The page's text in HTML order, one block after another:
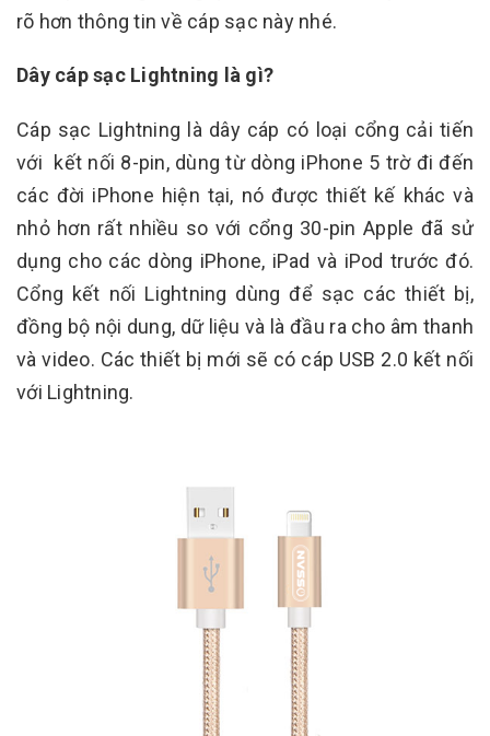
rõ hơn thông tin về cáp sạc này nhé.
Dây cáp sạc Lightning là gì?
Cáp sạc Lightning là dây cáp có loại cổng cải tiến
với kết nối 8-pin, dùng từ dòng iPhone 5 trờ đi đến
các đời iPhone hiện tại, nó được thiết kế khác và
nhỏ hơn rất nhiều so với cổng 30-pin Apple đã sử
dụng cho các dòng iPhone, iPad và iPod trước đó.
Cổng kết nối Lightning dùng để sạc các thiết bị,
đồng bộ nội dung, dữ liệu và là đầu ra cho âm thanh
và video. Các thiết bị mới sẽ có cáp USB 2.0 kết nối
với Lightning.